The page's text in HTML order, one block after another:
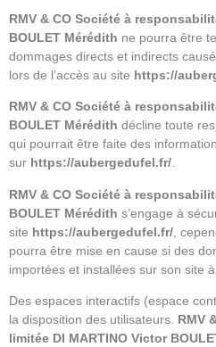
RMV & CO Société à
BOULET Mérédith ne pourra être
dommages directs et indirects
lors de l’accès au site https://
RMV & CO Société à
BOULET Mérédith décline toute
qui pourrait être faite des
sur https://aubergedufel.fr/.
RMV & CO Société à
BOULET Mérédith s’engage à
site https://aubergedufel.fr/ ,
pourra être mise en cause si des
importées et installées sur son site à
Des espaces interactifs (espace
la disposition des utilisateurs. RMV
limitée DI MARTINO Victor